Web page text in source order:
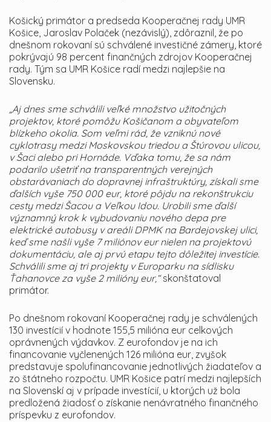
Košický primátor a predseda Kooperačnej rady UMR
Košice, Jaroslav Polaček (nezávislý), zdôraznil, že po
dnešnom rokovaní sú schválené investičné zámery, ktoré
pokrývajú 98 percent finančných zdrojov Kooperačnej
rady. Tým sa UMR Košice radí medzi najlepšie na
Slovensku.
„Aj dnes sme schválili veľké množstvo užitočných
projektov, ktoré pomôžu Košičanom a obyvateľom
blízkeho okolia. Som veľmi rád, že vzniknú nové
cyklotrasy medzi Moskovskou triedou a Štúrovou ulicou,
v Šaci alebo pri Hornáde. Vďaka tomu, že sa nám
podarilo ušetriť na transparentných verejných
obstarávaniach do dopravnej infraštruktúry, získali sme
ďalších vyše 750 000 eur, ktoré pôjdu na rekonštrukciu
cesty medzi Šacou a Veľkou Idou. Urobili sme ďalší
významný krok k vybudovaniu nového depa pre
elektrické autobusy v areáli DPMK na Bardejovskej ulici,
keď sme našli vyše 7 miliónov eur nielen na projektovú
dokumentáciu, ale aj prvú etapu tejto dôležitej investície.
Schválili sme aj tri projekty v Europarku na sídlisku
Ťahanovce za vyše 2 milióny eur,“skonštatoval
primátor.
Po dnešnom rokovaní Kooperačnej rady je schválených
130 investícií v hodnote 155,5 milióna eur celkových
oprávnených výdavkov. Z eurofondov je na ich
financovanie vyčlenených 126 milióna eur, zvyšok
predstavuje spolufinancovanie jednotlivých žiadateľov a
zo štátneho rozpočtu. UMR Košice patrí medzi najlepších
na Slovenskí aj v prípade investícií, u ktorých už bola
predložená žiadosť o získanie nenávratného finančného
príspevku z eurofondov.